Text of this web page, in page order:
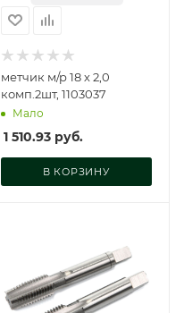
метчик м/р 18 х 2,0
комп.2шт, 1103037
Мало
1 510.93руб.
В КОРЗИНУ